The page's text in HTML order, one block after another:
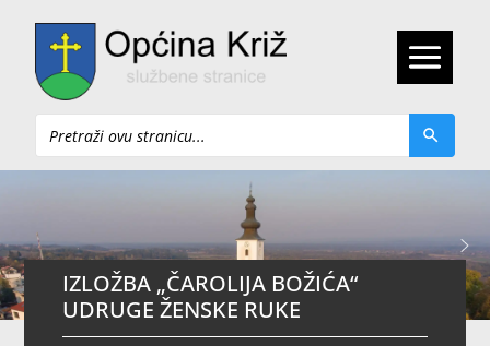
Pretraži
IZLOŽBA „ČAROLIJA BOŽIĆA“
UDRUGE ŽENSKE RUKE